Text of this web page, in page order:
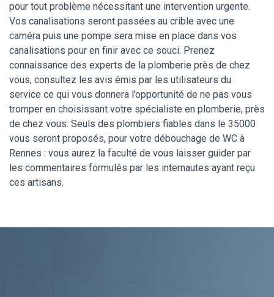
pour tout problème nécessitant une intervention urgente.
Vos canalisations seront passées au crible avec une
caméra puis une pompe sera mise en place dans vos
canalisations pour en finir avec ce souci. Prenez
connaissance des experts de la plomberie près de chez
vous, consultez les avis émis par les utilisateurs du
service ce qui vous donnera l’opportunité de ne pas vous
tromper en choisissant votre spécialiste en plomberie, près
de chez vous. Seuls des plombiers fiables dans le 35000
vous seront proposés, pour votre débouchage de WC à
Rennes : vous aurez la faculté de vous laisser guider par
les commentaires formulés par les internautes ayant reçu
ces artisans.